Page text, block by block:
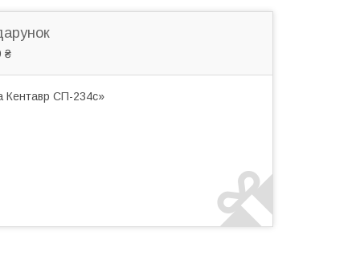
₴
Кентавр СП-234c»